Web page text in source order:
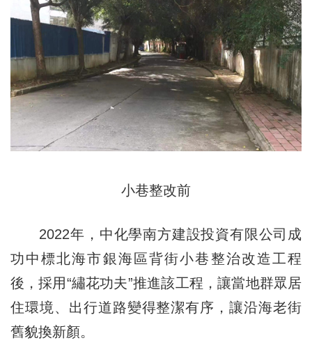
小巷整改前
2022年，中化學南方建設投資有限公司成
功中標北海市銀海區背街小巷整治改造工程
後，採用“繡花功夫”推進該工程，讓當地群眾居
住環境、出行道路變得整潔有序，讓沿海老街
舊貌換新顏。